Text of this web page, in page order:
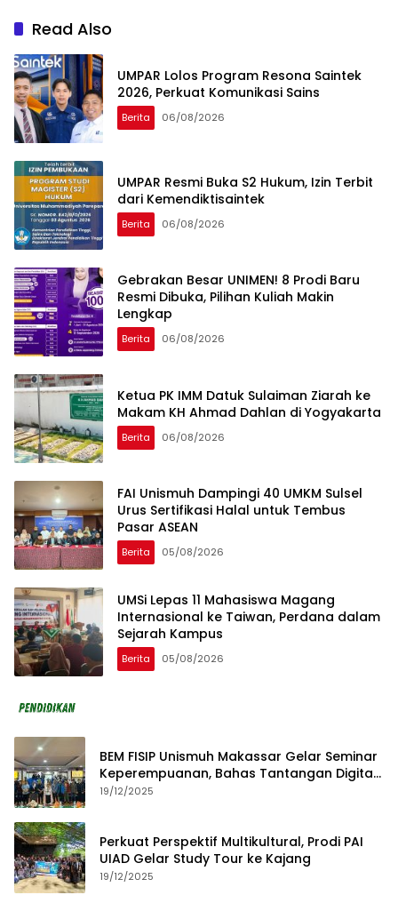
Read Also
UMPAR Lolos Program Resona Saintek
2026, Perkuat Komunikasi Sains
Berita 06/08/2026
UMPAR Resmi Buka S2 Hukum, Izin Terbit
dari Kemendiktisaintek
Berita 06/08/2026
Gebrakan Besar UNIMEN! 8 Prodi Baru
Resmi Dibuka, Pilihan Kuliah Makin
Lengkap
Berita 06/08/2026
Ketua PK IMM Datuk Sulaiman Ziarah ke
Makam KH Ahmad Dahlan di Yogyakarta
Berita 06/08/2026
FAI Unismuh Dampingi 40 UMKM Sulsel
Urus Sertifikasi Halal untuk Tembus
Pasar ASEAN
Berita 05/08/2026
UMSi Lepas 11 Mahasiswa Magang
Internasional ke Taiwan, Perdana dalam
Sejarah Kampus
Berita 05/08/2026
BEM FISIP Unismuh Makassar Gelar Seminar
Keperempuanan, Bahas Tantangan Digital
dan Budaya Lokal
19/12/2025
Perkuat Perspektif Multikultural, Prodi PAI
UIAD Gelar Study Tour ke Kajang
19/12/2025